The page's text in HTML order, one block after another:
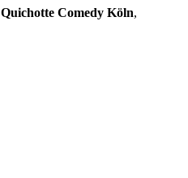
Quichotte Comedy Köln,